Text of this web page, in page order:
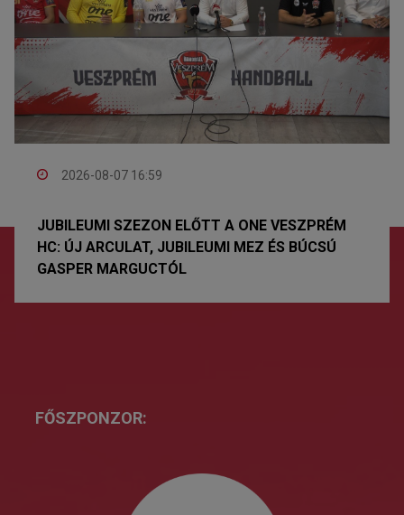
2026-08-07 16:59
JUBILEUMI SZEZON ELŐTT A ONE VESZPRÉM
HC: ÚJ ARCULAT, JUBILEUMI MEZ ÉS BÚCSÚ
GASPER MARGUCTÓL
FŐSZPONZOR: